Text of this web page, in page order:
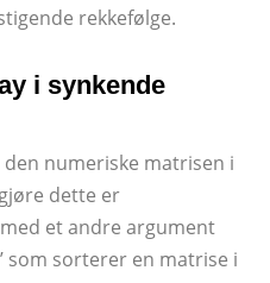
rekkefølge.
i synkende
numeriske matrisen i
dette er
et andre argument
som sorterer en matrise i